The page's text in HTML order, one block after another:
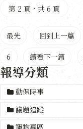
第 2 頁，共 6 頁
最先 回到上一篇
6 續看下一篇
報導分類
動保時事
議題追蹤
寵物專區